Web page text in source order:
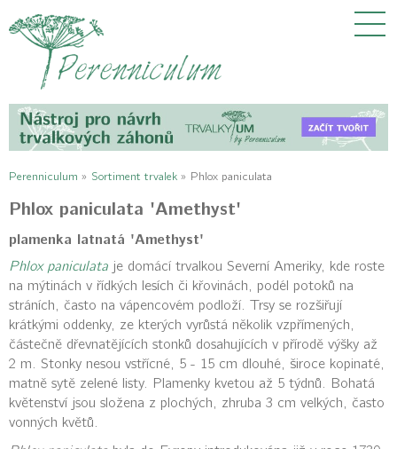
Perenniculum » Sortiment trvalek » Phlox paniculata
Phlox paniculata 'Amethyst'
plamenka latnatá 'Amethyst'
Phlox paniculata je domácí trvalkou Severní Ameriky, kde roste
na mýtinách v řídkých lesích či křovinách, podél potoků na
stráních, často na vápencovém podloží. Trsy se rozšiřují
krátkými oddenky, ze kterých vyrůstá několik vzpřímených,
částečně dřevnatějících stonků dosahujících v přírodě výšky až
2 m. Stonky nesou vstřícné, 5 - 15 cm dlouhé, široce kopinaté,
matně sytě zelené listy. Plamenky kvetou až 5 týdnů. Bohatá
květenství jsou složena z plochých, zhruba 3 cm velkých, často
vonných květů.